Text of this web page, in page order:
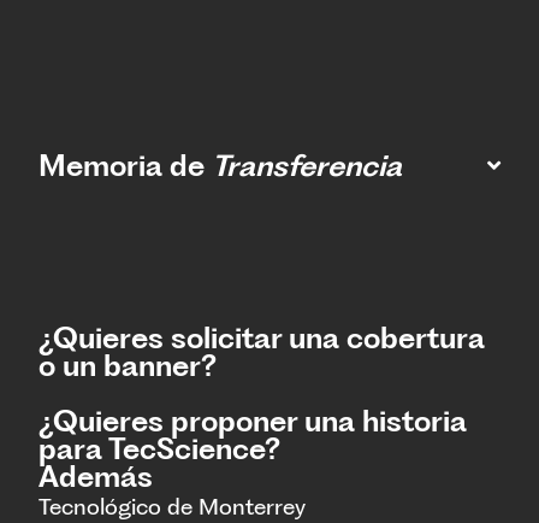
Memoria de Transferencia
¿Quieres solicitar una cobertura
o un banner?
¿Quieres proponer una historia
para TecScience?
Además
Tecnológico de Monterrey